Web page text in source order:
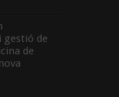
gestió de
de